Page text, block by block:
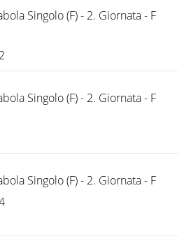
Singolo (F) - 2. Giornata - F
Singolo (F) - 2. Giornata - F
Singolo (F) - 2. Giornata - F